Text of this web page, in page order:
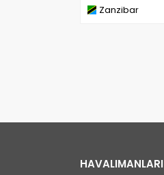
Zanzibar
HAVALIMANLARI